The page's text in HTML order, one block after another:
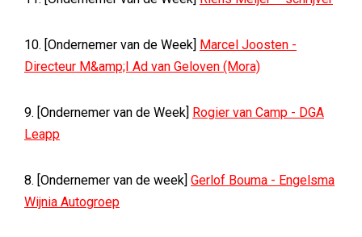
10. [Ondernemer van de Week] Marcel Joosten -
Directeur M&amp;I Ad van Geloven (Mora)
9. [Ondernemer van de Week] Rogier van Camp - DGA
Leapp
8. [Ondernemer van de week] Gerlof Bouma - Engelsma
Wijnia Autogroep